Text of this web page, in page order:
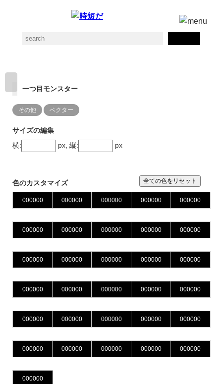
一つ目モンスター
その他 ベクター
サイズの編集
横:
px, 縦: px
色のカスタマイズ 全ての色をリセット